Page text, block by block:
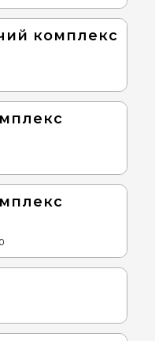
комплекс